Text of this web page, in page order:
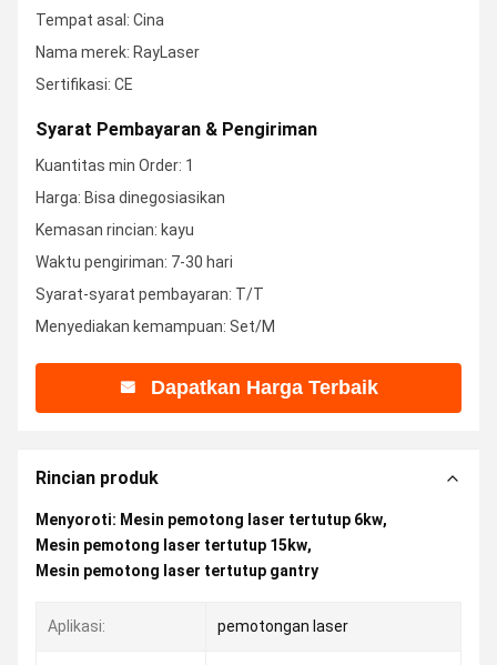
Tempat asal: Cina
Nama merek: RayLaser
Sertifikasi: CE
Syarat Pembayaran & Pengiriman
Kuantitas min Order: 1
Harga: Bisa dinegosiasikan
Kemasan rincian: kayu
Waktu pengiriman: 7-30 hari
Syarat-syarat pembayaran: T/T
Menyediakan kemampuan: Set/M
Dapatkan Harga Terbaik
Rincian produk
Menyoroti: Mesin pemotong laser tertutup 6kw,
Mesin pemotong laser tertutup 15kw,
Mesin pemotong laser tertutup gantry
Aplikasi: pemotongan laser